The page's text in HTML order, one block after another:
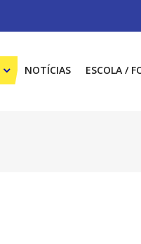
NOTÍCIAS ESCOLA /